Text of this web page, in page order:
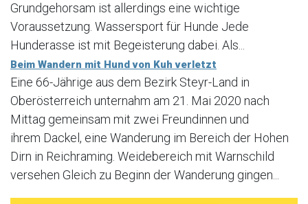
Grundgehorsam ist allerdings eine wichtige
Voraussetzung. Wassersport für Hunde Jede
Hunderasse ist mit Begeisterung dabei. Als...
Beim Wandern mit Hund von Kuh verletzt
Eine 66-Jährige aus dem Bezirk Steyr-Land in
Oberösterreich unternahm am 21. Mai 2020 nach
Mittag gemeinsam mit zwei Freundinnen und
ihrem Dackel, eine Wanderung im Bereich der Hohen
Dirn in Reichraming. Weidebereich mit Warnschild
versehen Gleich zu Beginn der Wanderung gingen...